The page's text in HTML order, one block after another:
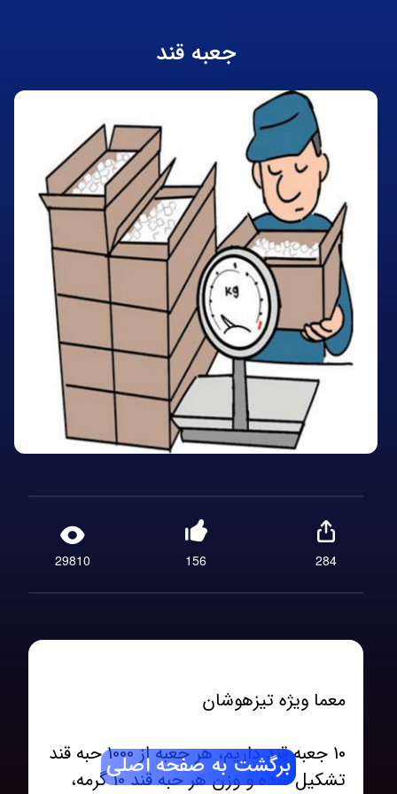
جعبه قند
29810 156 284
10 جعبه قند داریم، هر جعبه از 1000 حبه قند
تشکیل شده و وزن هر حبه قند 10 گرمه،
برگشت به صفحه اصلی